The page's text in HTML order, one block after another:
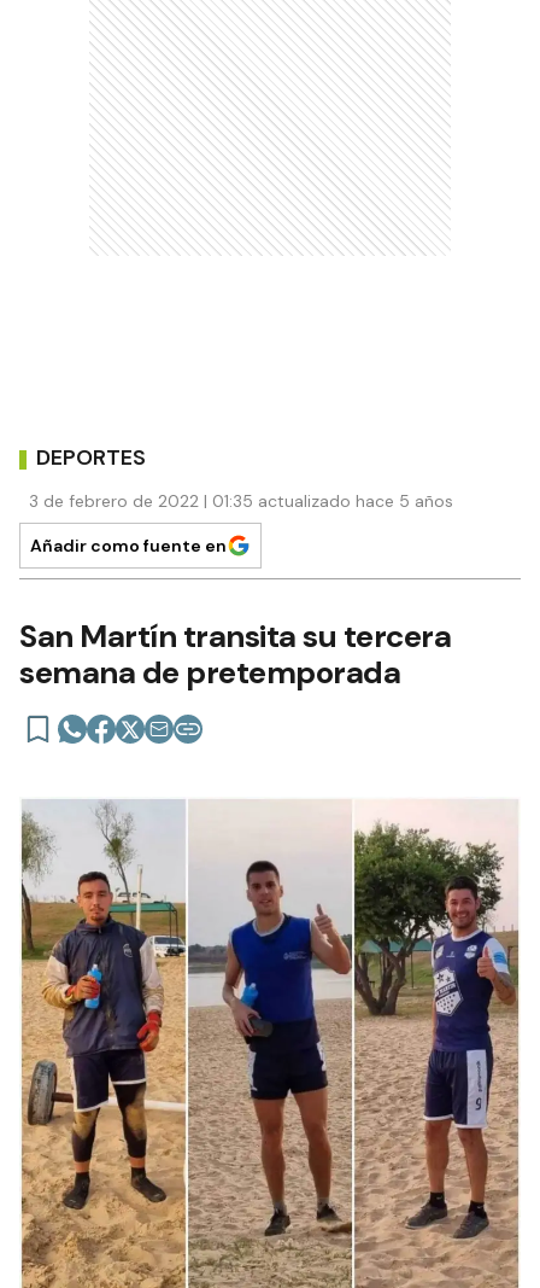
DEPORTES
3 de febrero de 2022 | 01:35 actualizado hace 5 años
Añadir como fuente en
San Martín transita su tercera
semana de pretemporada